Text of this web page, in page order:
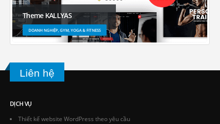
Theme KALLYAS
DOANH NGHIỆP, GYM, YOGA & FITNESS
Liên hệ
DỊCH VỤ
Thiết kế website WordPress theo yêu cầu